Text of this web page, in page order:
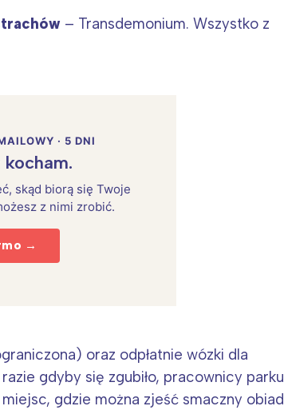
– Transdemonium. Wszystko z
· 5 DNI
skąd biorą się Twoje
z nimi zrobić.
→
oraz odpłatnie wózki dla
gdyby się zgubiło, pracownicy parku
gdzie można zjeść smaczny obiad